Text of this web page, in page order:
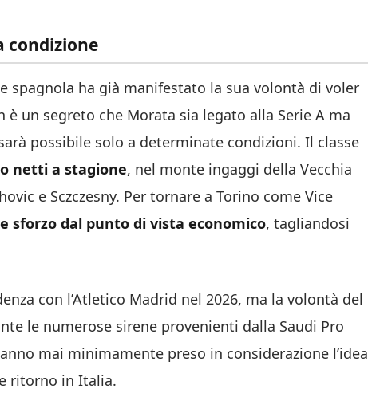
condizione
spagnola ha già manifestato la sua volontà di voler
un segreto che Morata sia legato alla Serie A ma
possibile solo a determinate condizioni. Il classe
netti a stagione, nel monte ingaggi della Vecchia
e Sczczesny. Per tornare a Torino come Vice
sforzo dal punto di vista economico, tagliandosi
con l’Atletico Madrid nel 2026, ma la volontà del
le numerose sirene provenienti dalla Saudi Pro
mai minimamente preso in considerazione l’idea
ritorno in Italia.